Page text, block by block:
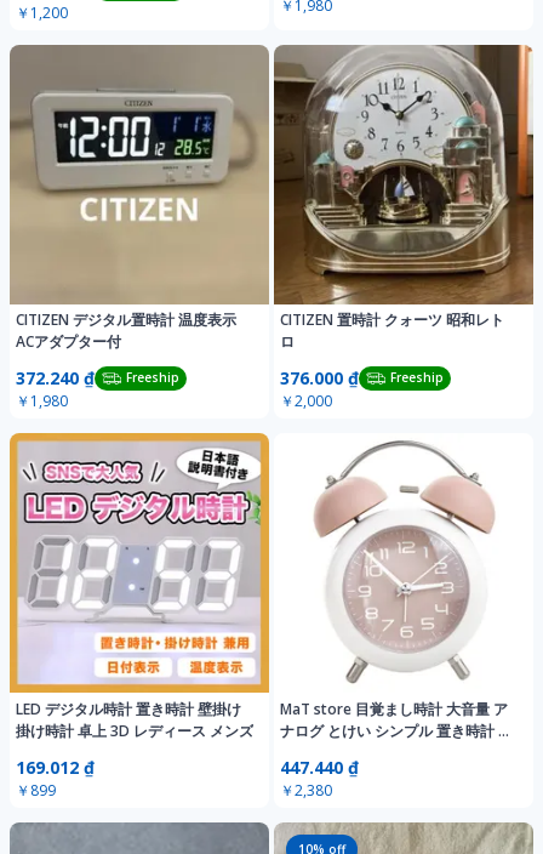
￥1,200 ￥1,980
CITIZEN デジタル置時計 温度表示
ACアダプター付
372.240 ₫ Freeship
￥1,980
CITIZEN 置時計 クォーツ 昭和レト
ロ
376.000 ₫ Freeship
￥2,000
LED デジタル時計 置き時計 壁掛け
掛け時計 卓上 3D レディース メンズ
169.012 ₫
￥899
MaT store 目覚まし時計 大音量 ア
ナログ とけい シンプル 置き時計 電
447.440 ₫
￥2,380
10% off